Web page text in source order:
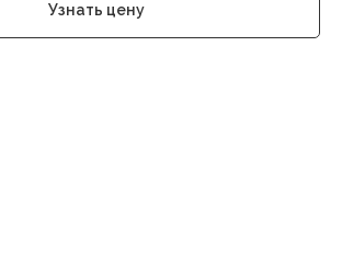
Узнать цену